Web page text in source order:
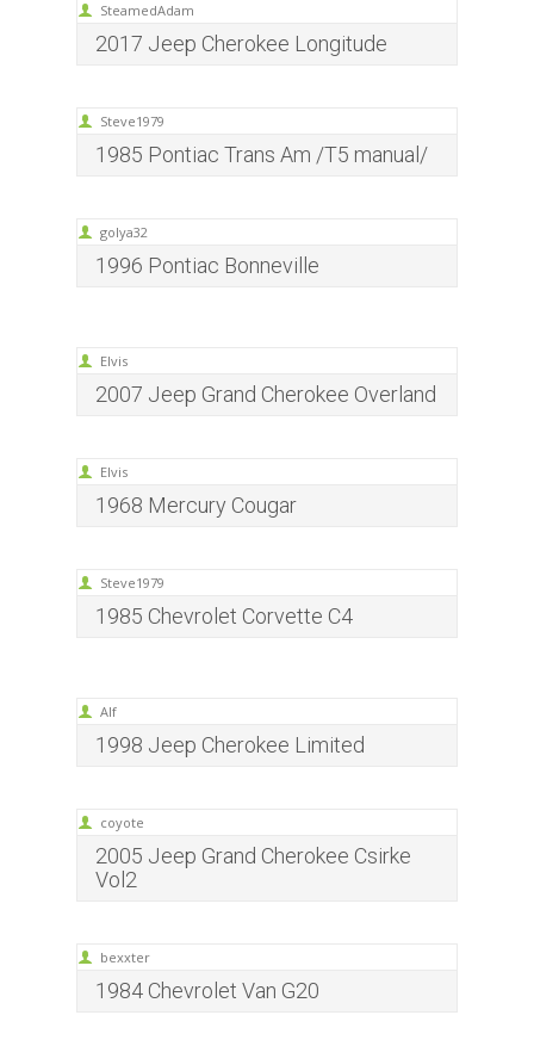
SteamedAdam
2017 Jeep Cherokee Longitude
Steve1979
1985 Pontiac Trans Am /T5 manual/
golya32
1996 Pontiac Bonneville
Elvis
2007 Jeep Grand Cherokee Overland
Elvis
1968 Mercury Cougar
Steve1979
1985 Chevrolet Corvette C4
Alf
1998 Jeep Cherokee Limited
coyote
2005 Jeep Grand Cherokee Csirke
Vol2
bexxter
1984 Chevrolet Van G20